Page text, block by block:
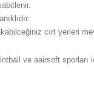
cırt yerleri
ve aairsoft sporları